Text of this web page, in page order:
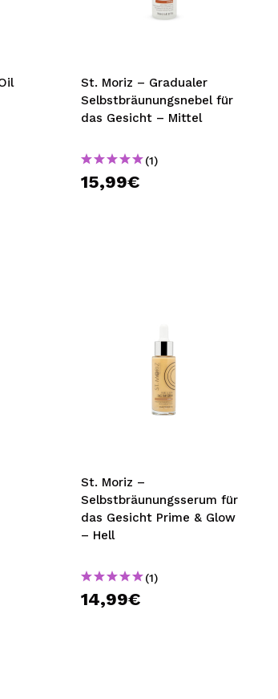
ERSTELLEN
St. Moriz – Gradualer
Selbstbräunungsnebel für
das Gesicht – Mittel
(1)
15,99€
St. Moriz –
Selbstbräunungsserum für
das Gesicht Prime & Glow
– Hell
(1)
14,99€